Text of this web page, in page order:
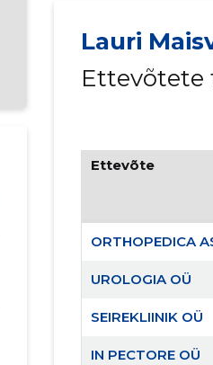
Lauri
Ettevõtete
Ettevõte
ORTHOPEDICA
UROLOGIA OÜ
SEIREKLIINIK OÜ
IN PECTORE OÜ